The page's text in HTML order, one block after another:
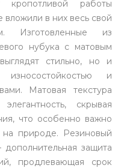
работы
вложили в них весь свой
Изготовленные из
нубука с матовым
стильно, но и
износостойкостью и
Матовая текстура
скрывая
что особенно важно
на природе. Резиновый
защита
продлевающая срок